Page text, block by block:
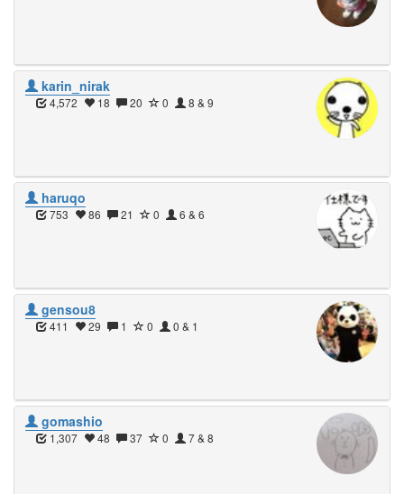
karin_nirak
4,572 18 20 0 8 & 9
haruqo
753 86 21 0 6 & 6
gensou8
411 29 1 0 0 & 1
gomashio
1,307 48 37 0 7 & 8